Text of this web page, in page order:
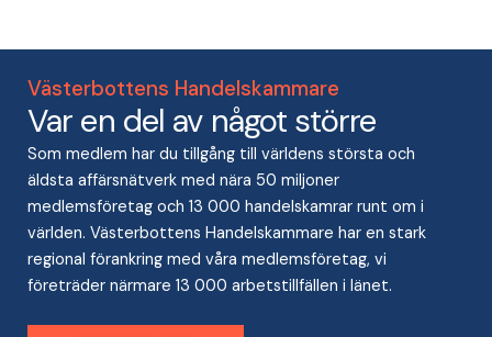
Västerbottens Handelskammare
Var en del av något större
Som medlem har du tillgång till världens största och
äldsta affärsnätverk med nära 50 miljoner
medlemsföretag och 13 000 handelskamrar runt om i
världen. Västerbottens Handelskammare har en stark
regional förankring med våra medlemsföretag, vi
företräder närmare 13 000 arbetstillfällen i länet.